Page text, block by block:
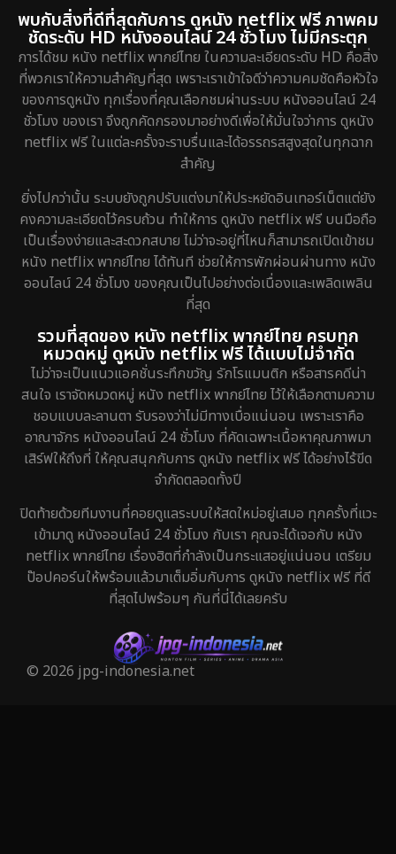
Emotional 52
Epic มหากาพย์ 16
Erotic 7
Family ครอบครัว 150
Fiction 4
Gothic 5
HBO GO 8
HBO Max 1
Heist 5
Historical 25
History ประวัติศาสตร์ 45
Holiday 1
Horror สยองขวัญ 325
Inspirational แรงบันดาลใจ
พบกับสิ่งที่ดีที่สุดกับการ ดูหนัง netflix ฟรี ภาพคม
ชัดระดับ HD หนังออนไลน์ 24 ชั่วโมง ไม่มีกระตุก
การได้ชม หนัง netflix พากย์ไทย ในความละเอียดระดับ HD คือสิ่ง
ที่พวกเราให้ความสำคัญที่สุด เพราะเราเข้าใจดีว่าความคมชัดคือหัวใจ
ของการดูหนัง ทุกเรื่องที่คุณเลือกชมผ่านระบบ หนังออนไลน์ 24
ชั่วโมง ของเรา จึงถูกคัดกรองมาอย่างดีเพื่อให้มั่นใจว่าการ ดูหนัง
netflix ฟรี ในแต่ละครั้งจะราบรื่นและได้อรรถรสสูงสุดในทุกฉาก
สำคัญ
ยิ่งไปกว่านั้น ระบบยังถูกปรับแต่งมาให้ประหยัดอินเทอร์เน็ตแต่ยัง
คงความละเอียดไว้ครบถ้วน ทำให้การ ดูหนัง netflix ฟรี บนมือถือ
เป็นเรื่องง่ายและสะดวกสบาย ไม่ว่าจะอยู่ที่ไหนก็สามารถเปิดเข้าชม
หนัง netflix พากย์ไทย ได้ทันที ช่วยให้การพักผ่อนผ่านทาง หนัง
ออนไลน์ 24 ชั่วโมง ของคุณเป็นไปอย่างต่อเนื่องและเพลิดเพลิน
ที่สุด
รวมที่สุดของ หนัง netflix พากย์ไทย ครบทุก
หมวดหมู่ ดูหนัง netflix ฟรี ได้แบบไม่จำกัด
ไม่ว่าจะเป็นแนวแอคชั่นระทึกขวัญ รักโรแมนติก หรือสารคดีน่า
สนใจ เราจัดหมวดหมู่ หนัง netflix พากย์ไทย ไว้ให้เลือกตามความ
ชอบแบบละลานตา รับรองว่าไม่มีทางเบื่อแน่นอน เพราะเราคือ
อาณาจักร หนังออนไลน์ 24 ชั่วโมง ที่คัดเฉพาะเนื้อหาคุณภาพมา
เสิร์ฟให้ถึงที่ ให้คุณสนุกกับการ ดูหนัง netflix ฟรี ได้อย่างไร้ขีด
จำกัดตลอดทั้งปี
ปิดท้ายด้วยทีมงานที่คอยดูแลระบบให้สดใหม่อยู่เสมอ ทุกครั้งที่แวะ
เข้ามาดู หนังออนไลน์ 24 ชั่วโมง กับเรา คุณจะได้เจอกับ หนัง
netflix พากย์ไทย เรื่องฮิตที่กำลังเป็นกระแสอยู่แน่นอน เตรียม
ป๊อปคอร์นให้พร้อมแล้วมาเต็มอิ่มกับการ ดูหนัง netflix ฟรี ที่ดี
ที่สุดไปพร้อมๆ กันที่นี่ได้เลยครับ
© 2026 jpg-indonesia.net